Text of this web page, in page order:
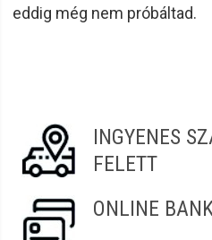
eddig még nem próbáltad.
INGYENES
FELETT
ONLINE